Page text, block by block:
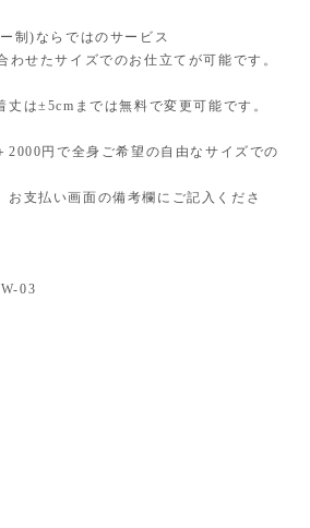
制)ならではのサービス
わせたサイズでのお仕立てが可能です。
丈は±5cmまでは無料で変更可能です。
2000円で全身ご希望の自由なサイズでの
お支払い画面の備考欄にご記入くださ
03